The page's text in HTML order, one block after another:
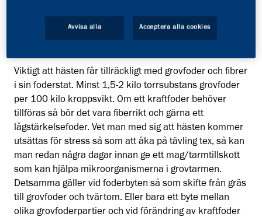
dom inte rengörs dagligen. Om hästen utfodras i hagen
måste gammalt foderspill rensas upp, så att hästen inte
Viktigt att hästen får tillräckligt med grovfoder och fibrer
i sin foderstat. Minst 1,5-2 kilo torrsubstans grovfoder
per 100 kilo kroppsvikt. Om ett kraftfoder behöver
tillföras så bör det vara fiberrikt och gärna ett
lågstärkelsefoder. Vet man med sig att hästen kommer
utsättas för stress så som att åka på tävling tex, så kan
man redan några dagar innan ge ett mag/tarmtillskott
som kan hjälpa mikroorganismerna i grovtarmen.
Detsamma gäller vid foderbyten så som skifte från gräs
till grovfoder och tvärtom. Eller bara ett byte mellan
olika grovfoderpartier och vid förändring av kraftfoder
Avvisa alla Acceptera alla cookies